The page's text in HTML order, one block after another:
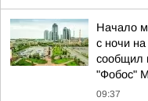
Начало
с ночи
сообщил
"Фобос"
09:37